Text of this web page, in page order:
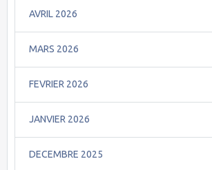
AVRIL 2026
MARS 2026
FEVRIER 2026
JANVIER 2026
DECEMBRE 2025